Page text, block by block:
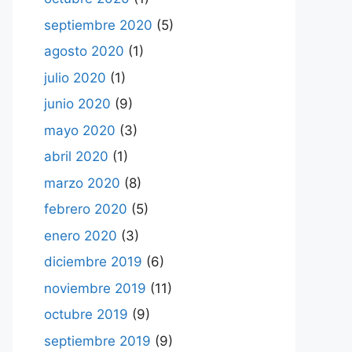
septiembre 2020 (5)
agosto 2020 (1)
julio 2020 (1)
junio 2020 (9)
mayo 2020 (3)
abril 2020 (1)
marzo 2020 (8)
febrero 2020 (5)
enero 2020 (3)
diciembre 2019 (6)
noviembre 2019 (11)
octubre 2019 (9)
septiembre 2019 (9)